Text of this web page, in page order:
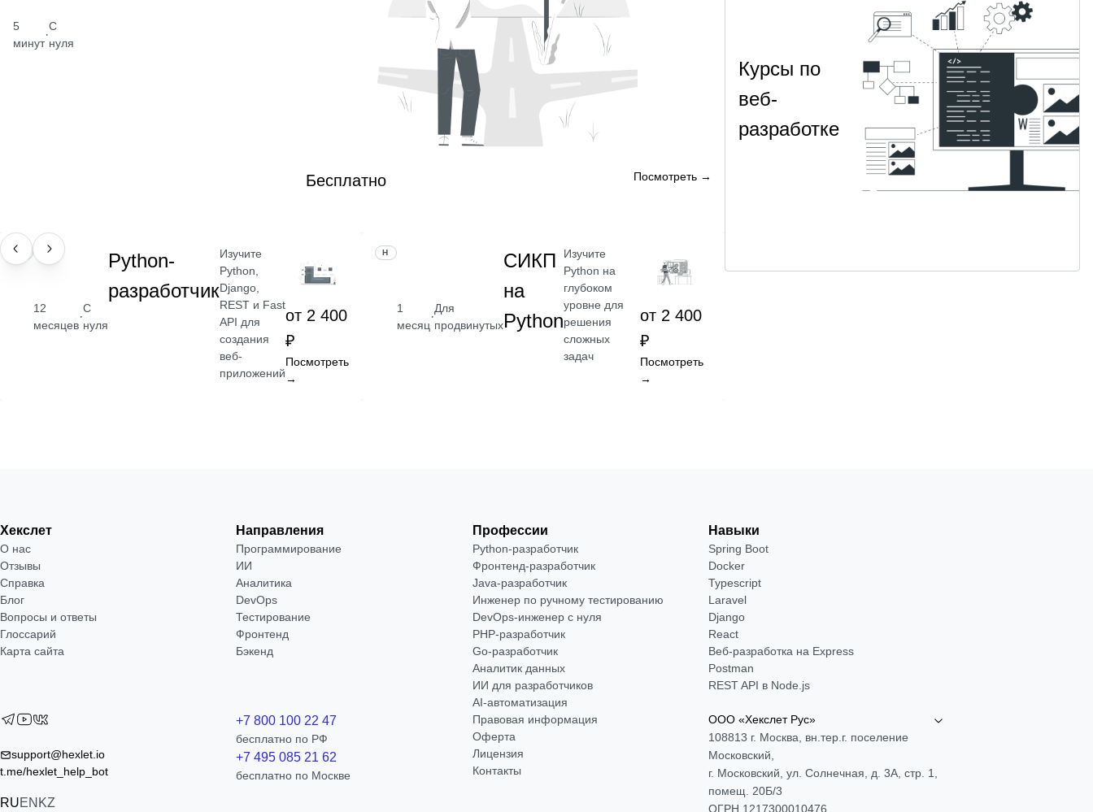
5
минут
·
С
нуля
Бесплатно Посмотреть →
ПРОФЕССИЯ
12
месяцев
·
С
нуля
Python-
разработчик
Изучите
Python,
Django,
REST и Fast
API для
создания
веб-
приложений
от 2 400
₽
Посмотреть
→
НАВЫК
1
месяц
·
Для
продвинутых
СИКП
на
Python
Изучите
Python на
глубоком
уровне для
решения
сложных
задач
от 2 400
₽
Посмотреть
→
архитектуру
Курсы по
веб-
разработке
Хекслет
О нас
Отзывы
Справка
Блог
Вопросы и ответы
Глоссарий
Карта сайта
Направления
Программирование
ИИ
Аналитика
DevOps
Тестирование
Фронтенд
Бэкенд
Профессии
Python-разработчик
Фронтенд-разработчик
Java-разработчик
Инженер по ручному тестированию
DevOps-инженер с нуля
РНР-разработчик
Go-разработчик
Аналитик данных
ИИ для разработчиков
AI-автоматизация
Навыки
Spring Boot
Docker
Typescript
Laravel
Django
React
Веб-разработка на Express
Postman
REST API в Node.js
support@hexlet.io
t.me/hexlet_help_bot
RUEN KZ
+7 800 100 22 47
бесплатно по РФ
+7 495 085 21 62
бесплатно по Москве
Правовая информация
Оферта
Лицензия
Контакты
ООО «Хекслет Рус»
108813 г. Москва, вн.тер.г. поселение
Московский,
г. Московский, ул. Солнечная, д. 3А, стр. 1,
помещ. 20Б/3
ОГРН 1217300010476